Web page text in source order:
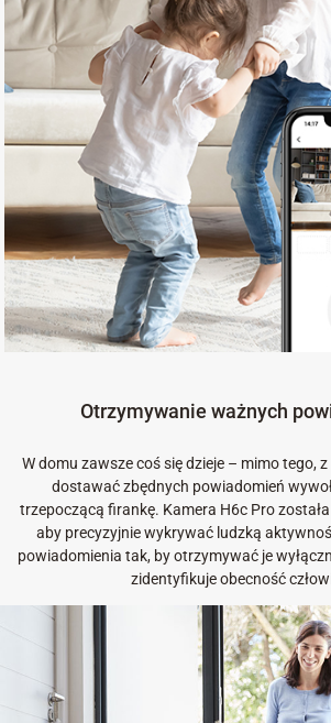
Otrzymywanie ważnych
W domu zawsze coś się dzieje – mimo tego,
dostawać zbędnych powiadomień
trzepoczącą firankę. Kamera H6c Pro
aby precyzyjnie wykrywać ludzką
powiadomienia tak, by otrzymywać je
zidentyfikuje obecność